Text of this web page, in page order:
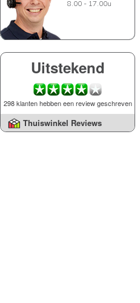
8.00 - 17.00u
Uitstekend
298 klanten hebben een review geschreven
Thuiswinkel Reviews